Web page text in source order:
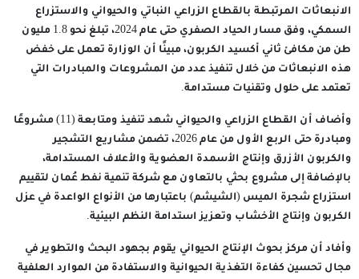
الانبعاثات المرتبطة بالقطاع الزراعي النباتي والحيواني والاستزراع
السمكي، وفق مسار الحياد الصفري حتى عام 2024، تبلغ نحو 1.8 مليون
طن من مكافئ ثاني أكسيد الكربون، مبينًا أن الوزارة تعمل على خفض
هذه الانبعاثات من خلال تنفيذ عدد من المشروعات والمبادرات التي
تعتمد على حلول وتقنيات مستدامة.
وأضاف أن القطاع الزراعي والحيواني شهد تنفيذ ومتابعة (11) مشروعًا
ومبادرة حتى الربع الأول من عام 2026، تضمن مشاريع التشجير
والكربون الأزرق وإنتاج الأسمدة العضوية والأعلاف المستدامة،
بالإضافة إلى مشروع بحثي بالتعاون مع شركة تنمية نفط عُمان لتقييم
استزراع شجرة الميس (الشيشم) باعتبارها من الأنواع الواعدة في عزل
الكربون وإنتاج الأخشاب وتعزيز استدامة النظم البيئية.
وأفاد أن مركز بحوث الإنتاج الحيواني يقوم بجهود البحث والتطوير في
مجال تحسين كفاءة التغذية الحيوانية والاستفادة من الموارد العلفية